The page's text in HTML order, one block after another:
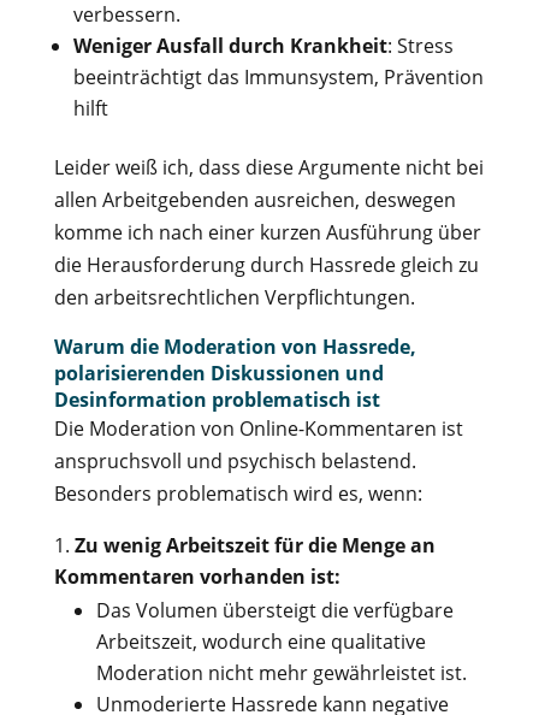
verbessern.
Weniger Ausfall durch Krankheit: Stress
beeinträchtigt das Immunsystem, Prävention
hilft
Leider weiß ich, dass diese Argumente nicht bei
allen Arbeitgebenden ausreichen, deswegen
komme ich nach einer kurzen Ausführung über
die Herausforderung durch Hassrede gleich zu
den arbeitsrechtlichen Verpflichtungen.
Warum die Moderation von Hassrede,
polarisierenden Diskussionen und
Desinformation problematisch ist
Die Moderation von Online-Kommentaren ist
anspruchsvoll und psychisch belastend.
Besonders problematisch wird es, wenn:
Zu wenig Arbeitszeit für die Menge an
Kommentaren vorhanden ist:
Das Volumen übersteigt die verfügbare
Arbeitszeit, wodurch eine qualitative
Moderation nicht mehr gewährleistet ist.
Unmoderierte Hassrede kann negative